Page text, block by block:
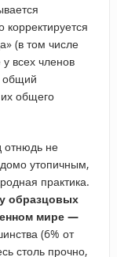
корректируется
(в том числе
всех членов
общий
общего
отнюдь не
утопичным,
практика.
образцовых
мире —
(6% от
столь прочно,